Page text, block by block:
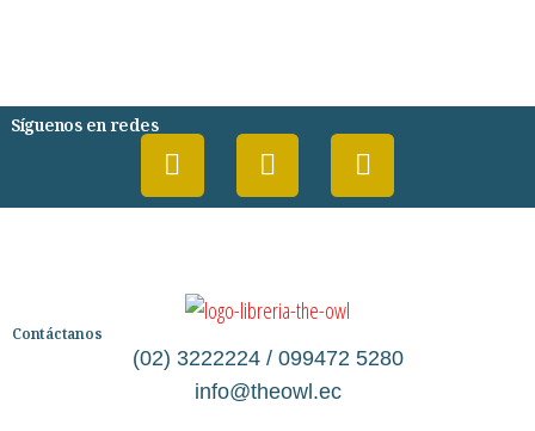
Síguenos en redes
Contáctanos
(02) 3222224 / 099472 5280
info@theowl.ec